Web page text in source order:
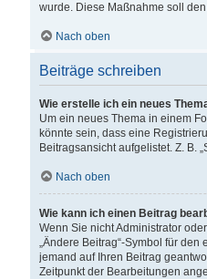
wurde. Diese Maßnahme soll
Nach oben
Beiträge schreiben
Wie erstelle ich ein neues
Um ein neues Thema in einem
könnte sein, dass eine
Beitragsansicht aufgelistet. Z. B.
Nach oben
Wie kann ich einen Beitrag
Wenn Sie nicht Administrator
„Ändere Beitrag“-Symbol für
jemand auf Ihren Beitrag
Zeitpunkt der Bearbeitungen